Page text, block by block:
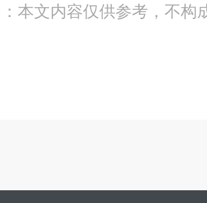
本文内容仅供参考，不构